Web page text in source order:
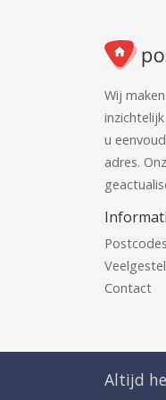
Wij
u
adres.
Contact
Altijd